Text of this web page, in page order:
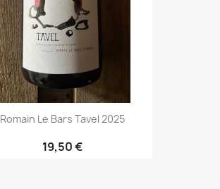
Romain Le Bars Tavel 2025
19,50 €